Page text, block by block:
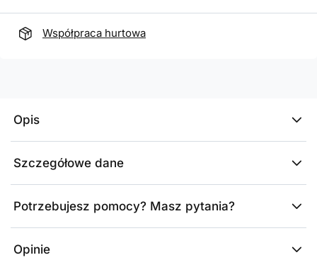
Współpraca hurtowa
Opis
Szczegółowe dane
Potrzebujesz pomocy? Masz pytania?
Opinie